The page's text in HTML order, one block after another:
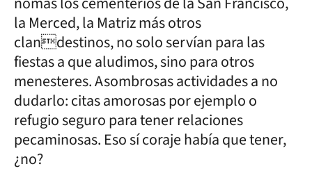
la Merced, la Matriz más otros
clandestinos, no solo servían para las
fiestas a que aludimos, sino para otros
menesteres. Asombrosas actividades a no
dudarlo: citas amorosas por ejemplo o
refugio seguro para tener relaciones
pecaminosas. Eso sí coraje había que tener,
¿no?